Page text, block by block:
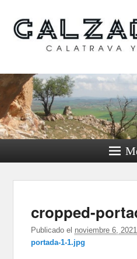
Calzada
su
cropped-
Publicado el noviembre 6, 2021
portada-1-1.jpg